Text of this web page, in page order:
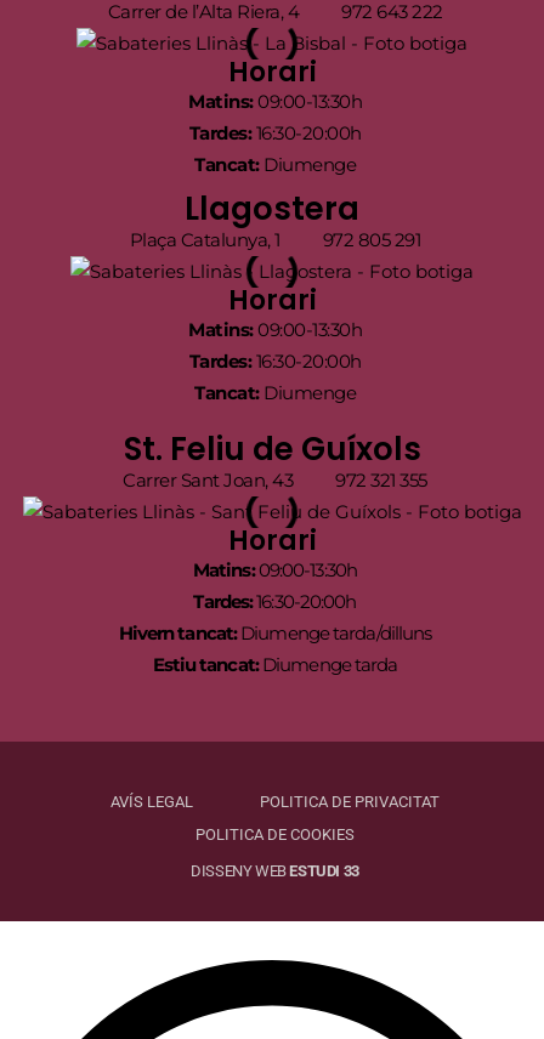
Carrer de l’Alta Riera, 4 972 643 222
Horari
Matins:09:00-13:30h
Tardes:16:30-20:00h
Tancat:Diumenge
Llagostera
Plaça Catalunya, 1 972 805 291
Horari
Matins:09:00-13:30h
Tardes:16:30-20:00h
Tancat:Diumenge
St. Feliu de Guíxols
Carrer Sant Joan, 43 972 321 355
Horari
Matins:09:00-13:30h
Tardes:16:30-20:00h
Hivern tancat:Diumenge tarda/dilluns
Estiu tancat:Diumenge tarda
AVÍS LEGAL
POLITICA DE PRIVACITAT
POLITICA DE COOKIES
DISSENY WEBESTUDI 33